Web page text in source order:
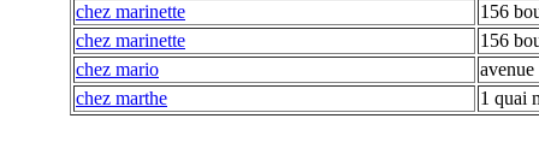
chez marinette
156
chez marinette
156
chez mario
avenue
chez marthe
1 quai